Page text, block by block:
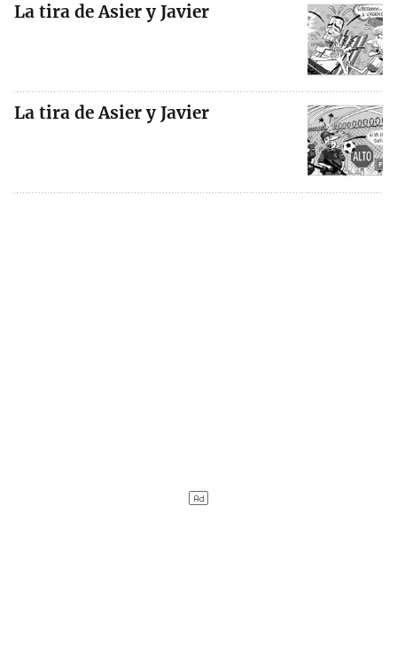
La tira de Asier y Javier
La tira de Asier y Javier